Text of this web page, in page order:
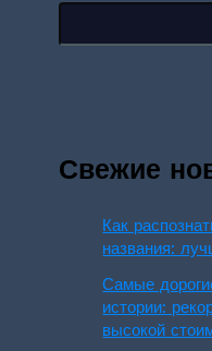
Свежие
Как
названия:
Самые
истории:
высокой